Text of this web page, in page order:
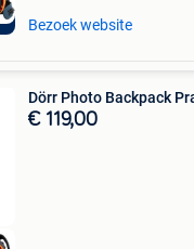
Bezoek website
Dörr Photo Backpack
€ 119,00